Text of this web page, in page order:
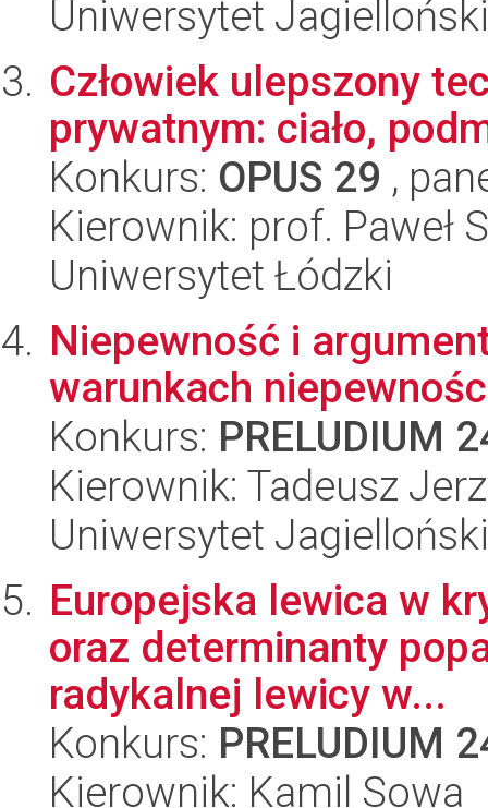
Uniwersytet Jagielloński
Człowiek ulepszony
prywatnym: ciało,
Konkurs: OPUS 29 ,
Kierownik: prof. Paweł
Uniwersytet Łódzki
Niepewność i
warunkach
Konkurs: PRELUDIUM
Kierownik: Tadeusz
Uniwersytet Jagielloński
Europejska lewica w
oraz determinanty
radykalnej lewicy w...
Konkurs: PRELUDIUM
Kierownik: Kamil Sowa